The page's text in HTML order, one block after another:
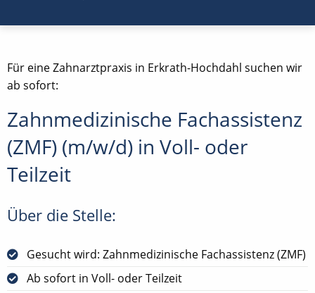
Für eine Zahnarztpraxis in Erkrath-Hochdahl suchen wir
ab sofort:
Zahnmedizinische Fachassistenz
(ZMF) (m/w/d) in Voll- oder
Teilzeit
Über die Stelle:
Gesucht wird: Zahnmedizinische Fachassistenz (ZMF)
Ab sofort in Voll- oder Teilzeit